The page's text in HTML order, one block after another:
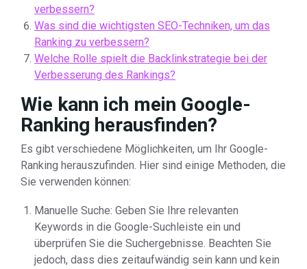
verbessern?
Was sind die wichtigsten SEO-Techniken, um das
Ranking zu verbessern?
Welche Rolle spielt die Backlinkstrategie bei der
Verbesserung des Rankings?
Wie kann ich mein Google-
Ranking herausfinden?
Es gibt verschiedene Möglichkeiten, um Ihr Google-
Ranking herauszufinden. Hier sind einige Methoden, die
Sie verwenden können:
Manuelle Suche: Geben Sie Ihre relevanten
Keywords in die Google-Suchleiste ein und
überprüfen Sie die Suchergebnisse. Beachten Sie
jedoch, dass dies zeitaufwändig sein kann und kein